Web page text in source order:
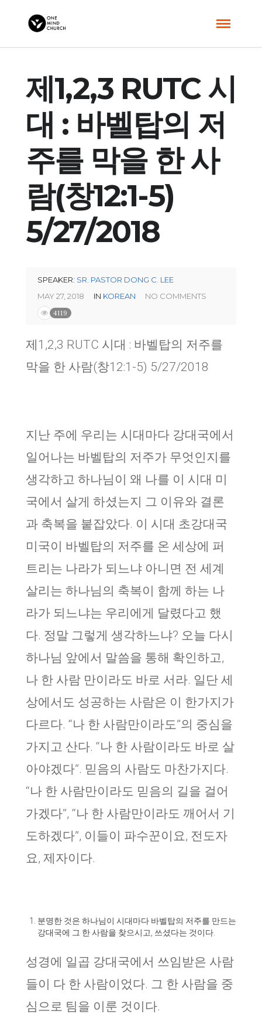
제1,2,3 RUTC 시
대 : 바벨탑의 저
주를 막을 한 사
람(창12:1-5)
5/27/2018
SPEAKER: SR. PASTOR DONG C. LEE
MAY 27, 2018
IN KOREAN NO COMMENTS
4119
제1,2,3 RUTC 시대 : 바벨탑의 저주를
막을 한 사람(창12:1-5) 5/27/2018
지난 주에 우리는 시대마다 강대국에서
일어나는 바벨탑의 저주가 무엇인지를
생각하고 하나님이 왜 나를 이 시대 미
국에서 살게 하셨는지 그 이유와 결론
과 축복을 붙잡았다. 이 시대 초강대국
미국이 바벨탑의 저주를 온 세상에 퍼
트리는 나라가 되느냐 아니면 전 세계
살리는 하나님의 축복이 함께 하는 나
라가 되느냐는 우리에게 달렸다고 했
다. 정말 그렇게 생각하느냐? 오늘 다시
하나님 앞에서 말씀을 통해 확인하고,
나 한 사람 만이라도 바로 서라. 일단 세
상에서도 성공하는 사람은 이 한가지가
다르다. “나 한 사람만이라도”의 중심을
가지고 산다. “나 한 사람이라도 바로 살
아야겠다”. 믿음의 사람도 마찬가지다.
“나 한 사람만이라도 믿음의 길을 걸어
가겠다”, “나 한 사람만이라도 깨어서 기
도하겠다”, 이들이 파수꾼이요, 전도자
요, 제자이다.
분명한 것은 하나님이 시대마다 바벨탑의 저주를 만드는
강대국에 그 한 사람을 찾으시고, 쓰셨다는 것이다.
성경에 일곱 강대국에서 쓰임받은 사람
들이 다 한 사람이었다. 그 한 사람을 중
심으로 팀을 이룬 것이다.